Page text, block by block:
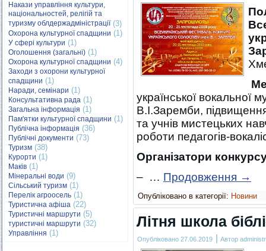
Накази управління культури,
національностей, релігій та
туризму облдержадміністрації(3)
Охорона культурної спадщини (1)
У сфері культури (1)
Оголошення (загальні) (1)
Охорона культурної спадщини (4)
Заходи з охорони культурної
спадщини (1)
Наради, семінари (1)
Консультативна рада (1)
Загальна інформація (1)
Пам'ятки культурної спадщини (1)
Публічна інформація (36)
Публічні документи (73)
Туризм (38)
Курорти (1)
Маків (1)
Мінеральні води (9)
Сільський туризм (1)
Перелік агроосель (1)
Туристична афіша (22)
Туристичні маршрути (5)
туристичні маршрути (32)
Управління (1)
української вокальної
В.І.Заремби,
та учнів мистецьких
роботи педагогів-
Організатори
– … Продовження →
Опубліковано в категорії: Новини
Літня школа
Опубліковано 27.06.2019 | Автор